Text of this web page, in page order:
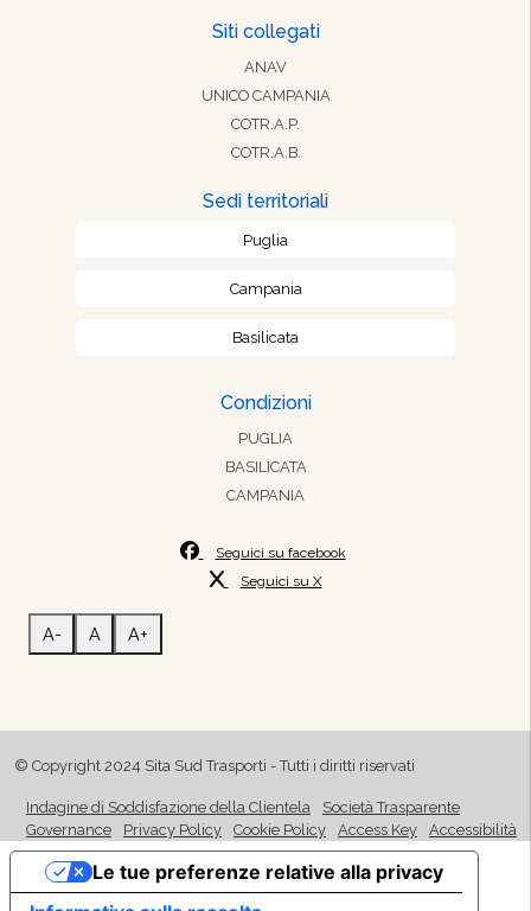
Siti collegati
ANAV
UNICO CAMPANIA
COTR.A.P.
COTR.A.B.
Sedi territoriali
Puglia
Campania
Basilicata
Condizioni
PUGLIA
BASILICATA
CAMPANIA
Seguici su facebook
Seguici su X
A- A A+
© Copyright 2024 Sita Sud Trasporti - Tutti i diritti riservati
Indagine di Soddisfazione della Clientela
Società Trasparente
Governance
Privacy Policy Cookie Policy Access Key Accessibilità
Le tue preferenze relative alla privacy